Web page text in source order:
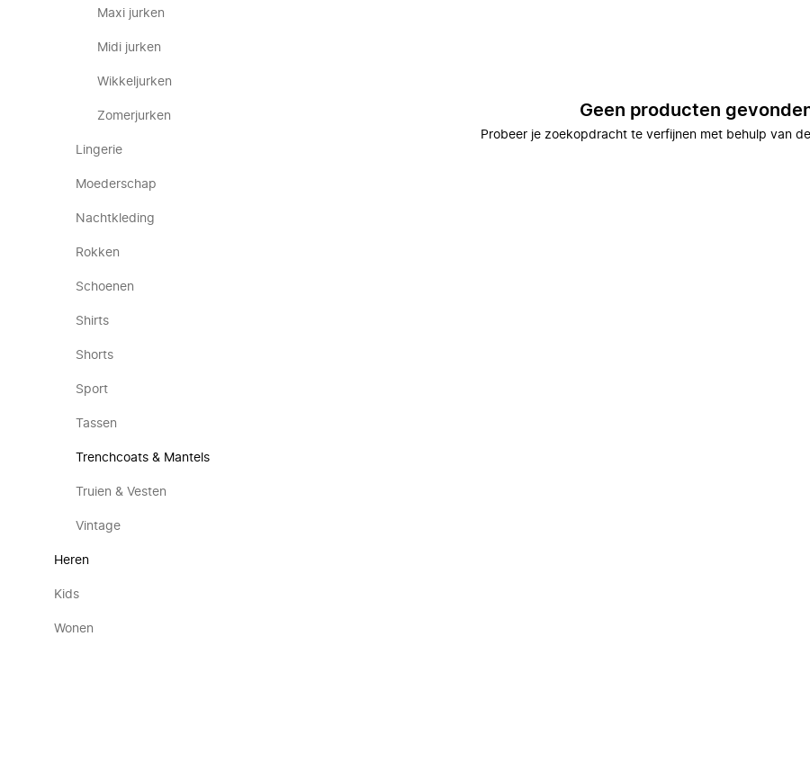
Maxi jurken
Midi jurken
Wikkeljurken
Zomerjurken
Lingerie
Moederschap
Nachtkleding
Rokken
Schoenen
Shirts
Shorts
Sport
Tassen
Trenchcoats & Mantels
Truien & Vesten
Vintage
Heren
Kids
Wonen
Geen producten
Probeer je zoekopdracht te verfijnen met behulp van